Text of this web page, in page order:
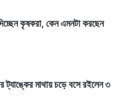
কৃষকরা, কেন এমনটা করছেন
ট্যাঙ্কের মাথায় চড়ে বসে রইলেন ৩